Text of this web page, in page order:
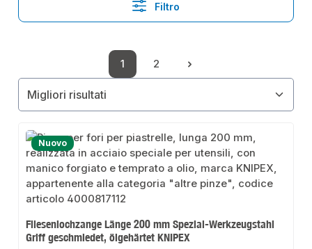
Filtro
Pagina
1
Pagina
2
Nuovo
Fliesenlochzange Länge 200 mm Spezial-Werkzeugstahl
Griff geschmiedet, ölgehärtet KNIPEX